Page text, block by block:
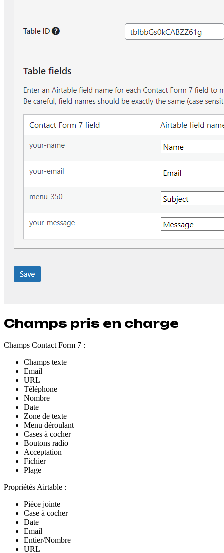
Champs pris en charge
Champs Contact Form 7 :
Champs texte
Email
URL
Téléphone
Nombre
Date
Zone de texte
Menu déroulant
Cases à cocher
Boutons radio
Acceptation
Fichier
Plage
Propriétés Airtable :
Pièce jointe
Case à cocher
Date
Email
Entier/Nombre
URL